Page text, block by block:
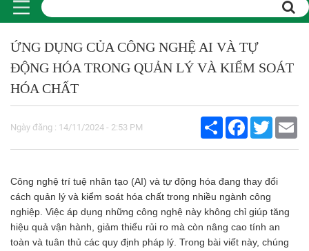
ỨNG DỤNG CỦA CÔNG NGHỆ AI VÀ TỰ
ĐỘNG HÓA TRONG QUẢN LÝ VÀ KIỂM SOÁT
HÓA CHẤT
Ngày đăng : 14/11/2024 - 2:53 PM
Share FacebookTwitter
Công nghệ trí tuệ nhân tạo (AI) và tự động hóa đang thay đổi
cách quản lý và kiểm soát hóa chất trong nhiều ngành công
nghiệp. Việc áp dụng những công nghệ này không chỉ giúp tăng
hiệu quả vận hành, giảm thiểu rủi ro mà còn nâng cao tính an
toàn và tuân thủ các quy định pháp lý. Trong bài viết này, chúng